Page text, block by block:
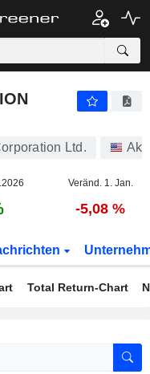
Ltd.
Veränd. 1. Jan.
-5,08 %
Total Return-Chart